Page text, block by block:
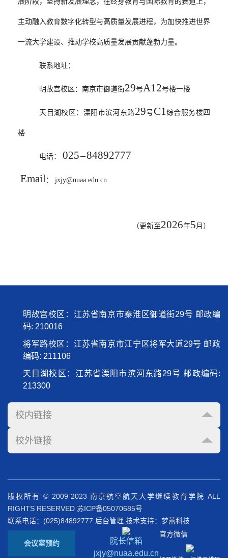
主动融入教育数字化转型与高质量发展进程，为加快推进世界
一流大学建设、推动学校高质量发展贡献蓬勃力量。
联系地址：
明故宫校区：南京市御道街29号A12号楼一楼
天目湖校区：溧阳市滨河东路29号C1综合服务楼四
楼
电话：025 －84892777
Email： jxjy@nuaa.edu.cn
（更新至2026年5月）
明故宫校区：江苏省南京市秦淮区御道街29号 邮政编
码: 210016
将军路校区：江苏省南京市江宁区将军大道29号 邮政
编码: 211106
天目湖校区：江苏省溧阳市滨河东路29号 邮政编码:
213300
校内链接
校外链接
版权所有 © 2009-2023 南京航空航天大学继续教育学院 ALL
RIGHTS RESERVED 苏ICP备05070685号
联系电话：(025)84892777 后台管理 技术支持：梦蕾科技
会议室预约
院长信箱
jxjy@nuaa.edu.cn
官方微信